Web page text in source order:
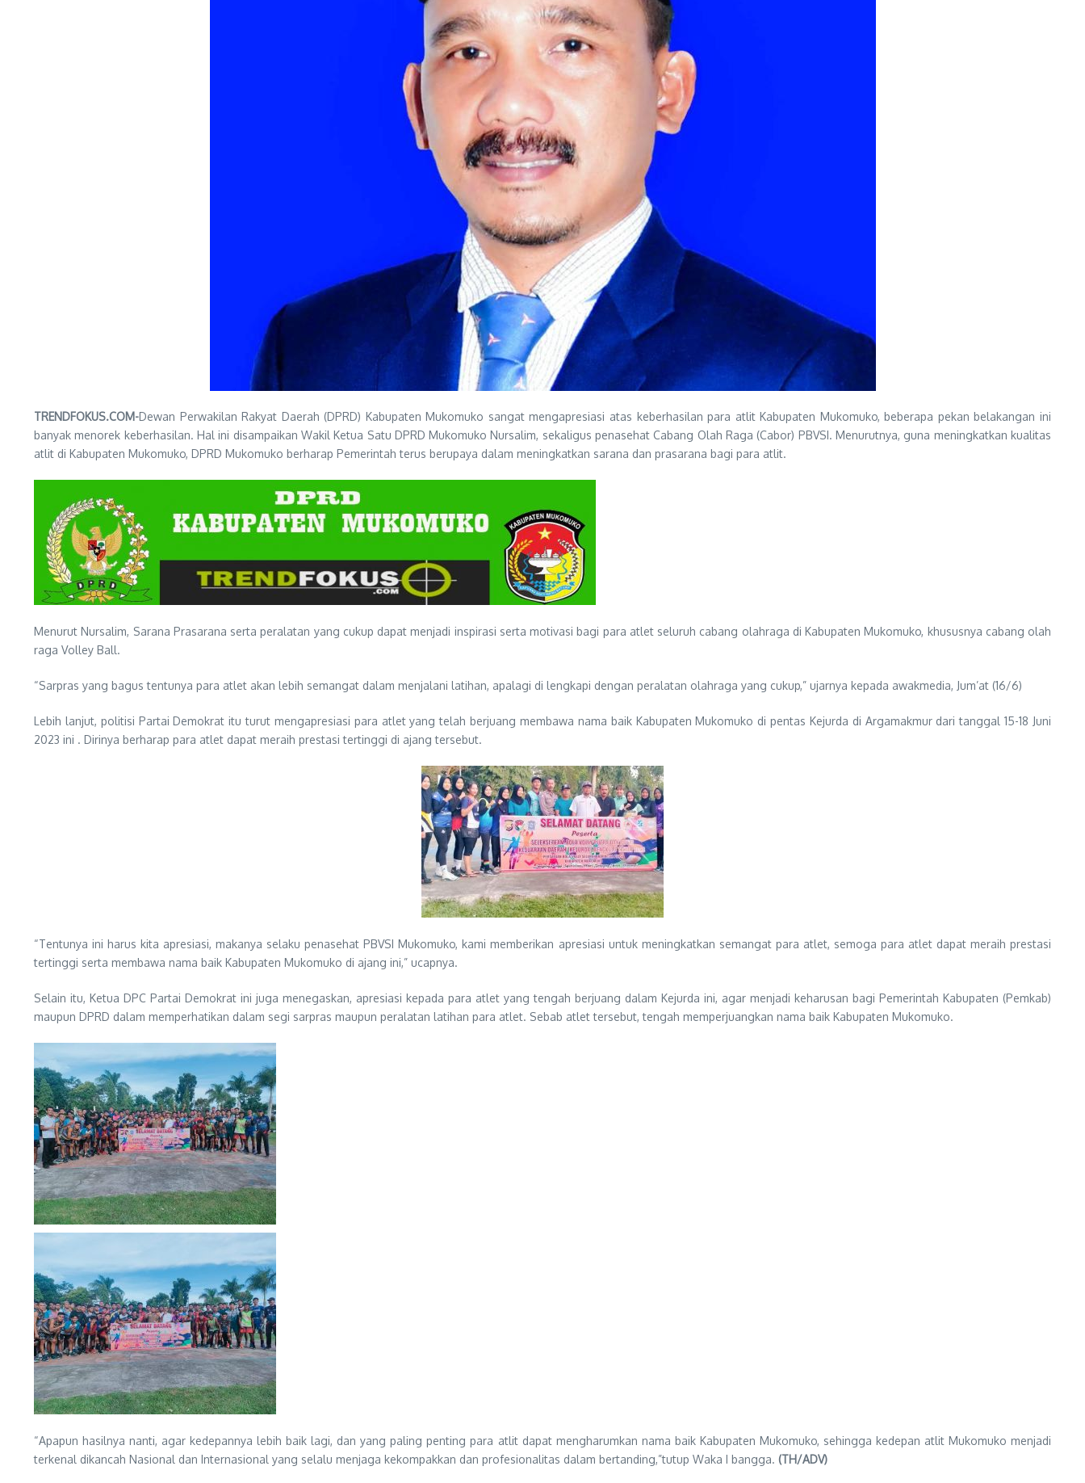
TRENDFOKUS.COM-Dewan Perwakilan Rakyat Daerah (DPRD) Kabupaten Mukomuko sangat mengapresiasi atas keberhasilan para atlit Kabupaten Mukomuko, beberapa pekan belakangan ini
banyak menorek keberhasilan. Hal ini disampaikan Wakil Ketua Satu DPRD Mukomuko Nursalim, sekaligus penasehat Cabang Olah Raga (Cabor) PBVSI. Menurutnya, guna meningkatkan kualitas
atlit di Kabupaten Mukomuko, DPRD Mukomuko berharap Pemerintah terus berupaya dalam meningkatkan sarana dan prasarana bagi para atlit.
Menurut Nursalim, Sarana Prasarana serta peralatan yang cukup dapat menjadi inspirasi serta motivasi bagi para atlet seluruh cabang olahraga di Kabupaten Mukomuko, khususnya cabang olah
raga Volley Ball.
“Sarpras yang bagus tentunya para atlet akan lebih semangat dalam menjalani latihan, apalagi di lengkapi dengan peralatan olahraga yang cukup,” ujarnya kepada awakmedia, Jum’at (16/6)
Lebih lanjut, politisi Partai Demokrat itu turut mengapresiasi para atlet yang telah berjuang membawa nama baik Kabupaten Mukomuko di pentas Kejurda di Argamakmur dari tanggal 15-18 Juni
2023 ini . Dirinya berharap para atlet dapat meraih prestasi tertinggi di ajang tersebut.
“Tentunya ini harus kita apresiasi, makanya selaku penasehat PBVSI Mukomuko, kami memberikan apresiasi untuk meningkatkan semangat para atlet, semoga para atlet dapat meraih prestasi
tertinggi serta membawa nama baik Kabupaten Mukomuko di ajang ini,” ucapnya.
Selain itu, Ketua DPC Partai Demokrat ini juga menegaskan, apresiasi kepada para atlet yang tengah berjuang dalam Kejurda ini, agar menjadi keharusan bagi Pemerintah Kabupaten (Pemkab)
maupun DPRD dalam memperhatikan dalam segi sarpras maupun peralatan latihan para atlet. Sebab atlet tersebut, tengah memperjuangkan nama baik Kabupaten Mukomuko.
“Apapun hasilnya nanti, agar kedepannya lebih baik lagi, dan yang paling penting para atlit dapat mengharumkan nama baik Kabupaten Mukomuko, sehingga kedepan atlit Mukomuko menjadi
terkenal dikancah Nasional dan Internasional yang selalu menjaga kekompakkan dan profesionalitas dalam bertanding,”tutup Waka I bangga. (TH/ADV)